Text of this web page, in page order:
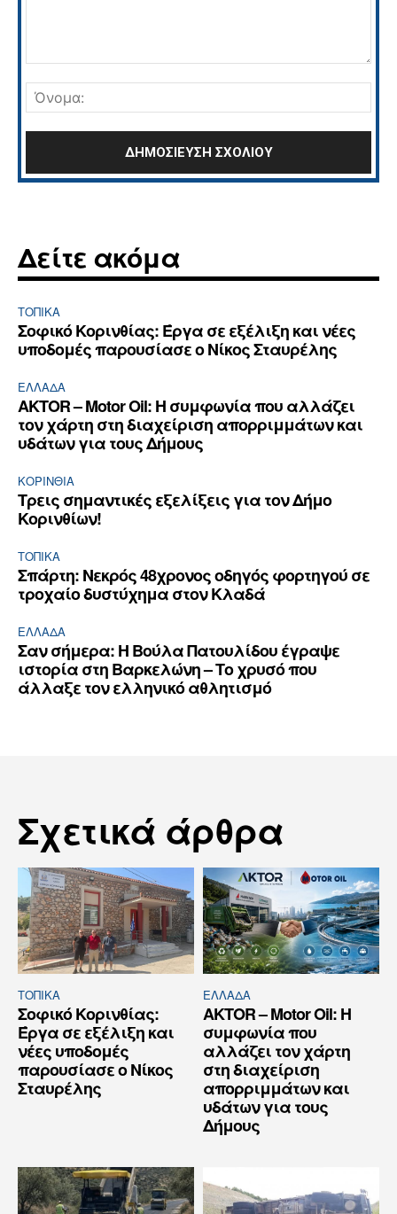
Δείτε ακόμα
ΤΟΠΙΚΑ
Σοφικό Κορινθίας: Έργα σε εξέλιξη και νέες
υποδομές παρουσίασε ο Νίκος Σταυρέλης
ΕΛΛΆΔΑ
AKTOR – Motor Oil: Η συμφωνία που αλλάζει
τον χάρτη στη διαχείριση απορριμμάτων και
υδάτων για τους Δήμους
ΚΟΡΙΝΘΊΑ
Τρεις σημαντικές εξελίξεις για τον Δήμο
Κορινθίων!
ΤΟΠΙΚΑ
Σπάρτη: Νεκρός 48χρονος οδηγός φορτηγού σε
τροχαίο δυστύχημα στον Κλαδά
ΕΛΛΆΔΑ
Σαν σήμερα: Η Βούλα Πατουλίδου έγραψε
ιστορία στη Βαρκελώνη – Το χρυσό που
άλλαξε τον ελληνικό αθλητισμό
Σχετικά άρθρα
ΤΟΠΙΚΑ
Σοφικό Κορινθίας:
Έργα σε εξέλιξη και
νέες υποδομές
παρουσίασε ο Νίκος
Σταυρέλης
ΕΛΛΆΔΑ
AKTOR – Motor Oil: Η
συμφωνία που
αλλάζει τον χάρτη
στη διαχείριση
απορριμμάτων και
υδάτων για τους
Δήμους